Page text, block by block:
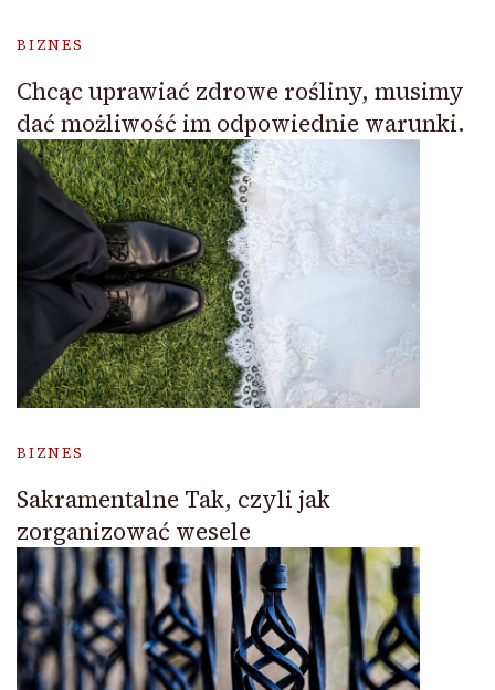
BIZNES
Chcąc uprawiać zdrowe rośliny, musimy
dać możliwość im odpowiednie warunki.
BIZNES
Sakramentalne Tak, czyli jak
zorganizować wesele